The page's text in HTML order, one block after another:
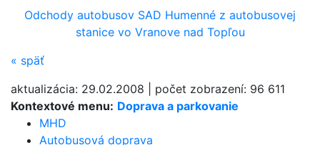
Kontextové menu: Doprava a parkovanie
MHD
Autobusová doprava
Odchody autobusov SAD Humenné z autobusovej
stanice vo Vranove nad Topľou
« späť
aktualizácia: 29.02.2008 počet zobrazení: 96 611